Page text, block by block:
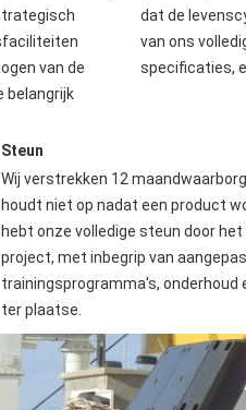
van de
belangrijk
dat de
van ons
specificaties,
Steun
Wij verstrekken 12
houdt niet op nadat een product
hebt onze volledige steun door het
project, met inbegrip van
trainingsprogramma's, onderhoud
ter plaatse.